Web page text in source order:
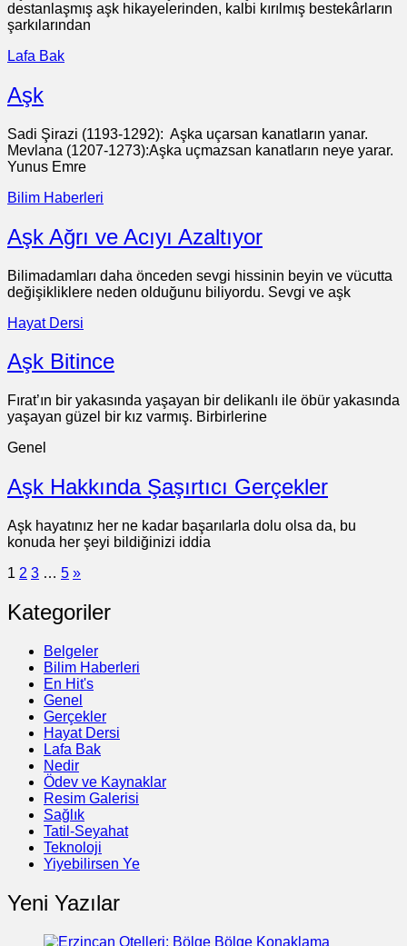
destanlaşmış aşk hikayelerinden, kalbi kırılmış bestekârların
şarkılarından
Lafa Bak
Aşk
Sadi Şirazi (1193-1292): Aşka uçarsan kanatların yanar.
Mevlana (1207-1273):Aşka uçmazsan kanatların neye yarar.
Yunus Emre
Bilim Haberleri
Aşk Ağrı ve Acıyı Azaltıyor
Bilimadamları daha önceden sevgi hissinin beyin ve vücutta
değişikliklere neden olduğunu biliyordu. Sevgi ve aşk
Hayat Dersi
Aşk Bitince
Fırat’ın bir yakasında yaşayan bir delikanlı ile öbür yakasında
yaşayan güzel bir kız varmış. Birbirlerine
Genel
Aşk Hakkında Şaşırtıcı Gerçekler
Aşk hayatınız her ne kadar başarılarla dolu olsa da, bu
konuda her şeyi bildiğinizi iddia
1 2 3 … 5 »
Kategoriler
Belgeler
Bilim Haberleri
En Hit's
Genel
Gerçekler
Hayat Dersi
Lafa Bak
Nedir
Ödev ve Kaynaklar
Resim Galerisi
Sağlık
Tatil-Seyahat
Teknoloji
Yiyebilirsen Ye
Yeni Yazılar